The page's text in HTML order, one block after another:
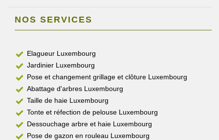
NOS SERVICES
Elagueur Luxembourg
Jardinier Luxembourg
Pose et changement grillage et clôture Luxembourg
Abattage d'arbres Luxembourg
Taille de haie Luxembourg
Tonte et réfection de pelouse Luxembourg
Dessouchage arbre et haie Luxembourg
Pose de gazon en rouleau Luxembourg